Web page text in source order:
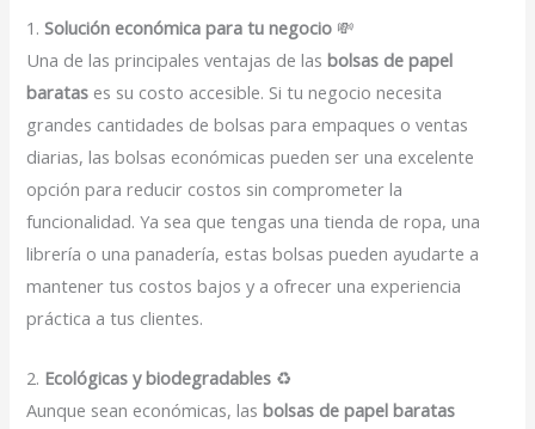
1.Solución económica para tu negocio 💸
Una de las principales ventajas de lasbolsas de papel
baratas es su costo accesible. Si tu negocio necesita
grandes cantidades de bolsas para empaques o ventas
diarias, las bolsas económicas pueden ser una excelente
opción para reducir costos sin comprometer la
funcionalidad. Ya sea que tengas una tienda de ropa, una
librería o una panadería, estas bolsas pueden ayudarte a
mantener tus costos bajos y a ofrecer una experiencia
práctica a tus clientes.
2. Ecológicas y biodegradables ♻️
Aunque sean económicas, lasbolsas de papel baratas